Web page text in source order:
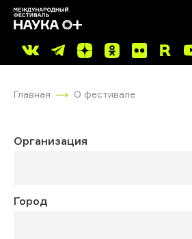
Главная О фестивале
Организация
Город